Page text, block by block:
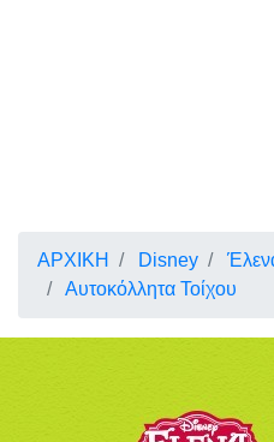
ΑΡΧΙΚΗ Disney
Αυτοκόλλητα Τοίχου